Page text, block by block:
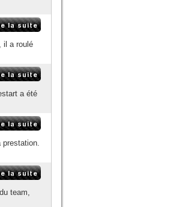
il a roulé
a été
prestation.
team,